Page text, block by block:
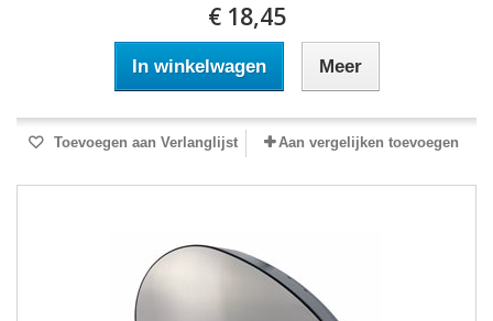
€ 18,45
In winkelwagen Meer
Toevoegen aan Verlanglijst Aan vergelijken toevoegen